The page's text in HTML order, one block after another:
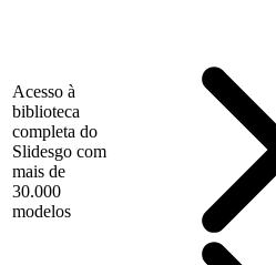
Acesso à
biblioteca
completa do
Slidesgo com
mais de
30.000
modelos